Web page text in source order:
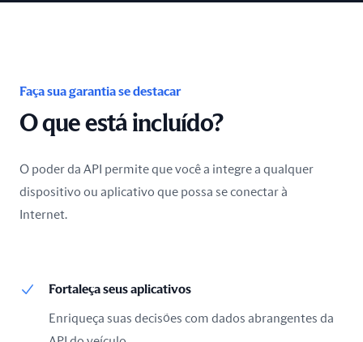
Faça sua garantia se destacar
O que está incluído?
O poder da API permite que você a integre a qualquer
dispositivo ou aplicativo que possa se conectar à
Internet.
Fortaleça seus aplicativos
Enriqueça suas decisões com dados abrangentes da